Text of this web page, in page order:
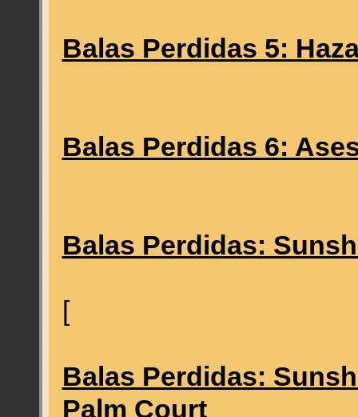
Balas Perdidas 5:
Balas Perdidas 6:
Balas Perdidas:
[
Balas Perdidas:
Palm Court